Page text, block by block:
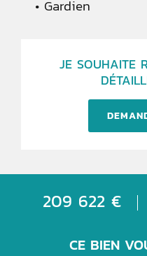
Gardien
JE SOUHAITE
209 622 €
CE BIEN